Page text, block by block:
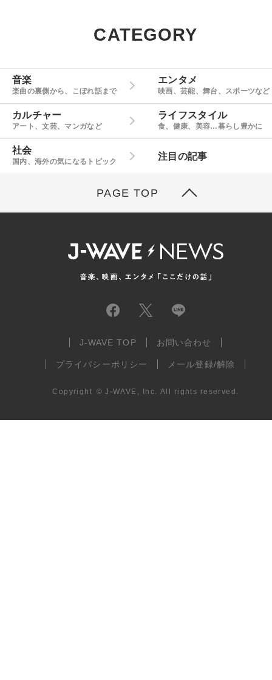
CATEGORY
音楽
楽曲の裏側から、こぼれ話まで
エンタメ
映画、芸能、舞台、スポーツなど
カルチャー
アート、文芸、マンガなど
ライフスタイル
食、健康、美容…暮らし豊かに
社会
国内、海外の気になるトピック
注目の記事
PAGE TOP
J-WAVE TOP お問い合わせ
プライバシーポリシー メール登録/解除
Copyright © J-WAVE, Inc. All rights reserved.